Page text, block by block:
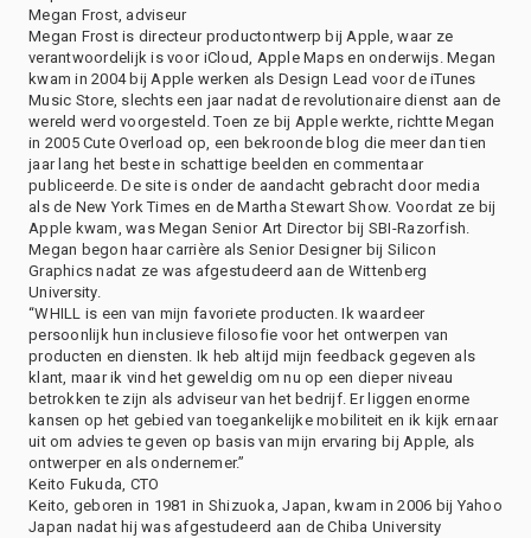
Megan Frost, adviseur
Megan Frost is directeur productontwerp bij Apple, waar ze
verantwoordelijk is voor iCloud, Apple Maps en onderwijs. Megan
kwam in 2004 bij Apple werken als Design Lead voor de iTunes
Music Store, slechts een jaar nadat de revolutionaire dienst aan de
wereld werd voorgesteld. Toen ze bij Apple werkte, richtte Megan
in 2005 Cute Overload op, een bekroonde blog die meer dan tien
jaar lang het beste in schattige beelden en commentaar
publiceerde. De site is onder de aandacht gebracht door media
als de New York Times en de Martha Stewart Show. Voordat ze bij
Apple kwam, was Megan Senior Art Director bij SBI-Razorfish.
Megan begon haar carrière als Senior Designer bij Silicon
Graphics nadat ze was afgestudeerd aan de Wittenberg
University.
“WHILL is een van mijn favoriete producten. Ik waardeer
persoonlijk hun inclusieve filosofie voor het ontwerpen van
producten en diensten. Ik heb altijd mijn feedback gegeven als
klant, maar ik vind het geweldig om nu op een dieper niveau
betrokken te zijn als adviseur van het bedrijf. Er liggen enorme
kansen op het gebied van toegankelijke mobiliteit en ik kijk ernaar
uit om advies te geven op basis van mijn ervaring bij Apple, als
ontwerper en als ondernemer.”
Keito Fukuda, CTO
Keito, geboren in 1981 in Shizuoka, Japan, kwam in 2006 bij Yahoo
Japan nadat hij was afgestudeerd aan de Chiba University